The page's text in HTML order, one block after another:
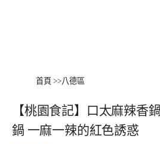
首頁 >>八德區
【桃園食記】口太麻辣香
鍋 一麻一辣的紅色誘惑